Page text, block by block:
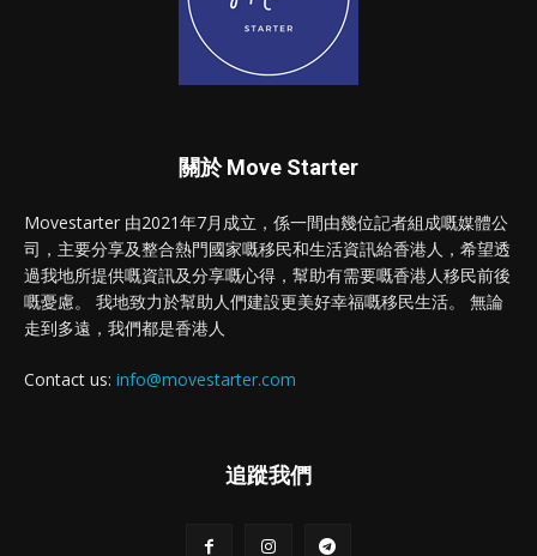
關於 Move Starter
Movestarter 由2021年7月成立，係一間由幾位記者組成嘅媒體公
司，主要分享及整合熱門國家嘅移民和生活資訊給香港人，希望透
過我地所提供嘅資訊及分享嘅心得，幫助有需要嘅香港人移民前後
嘅憂慮。 我地致力於幫助人們建設更美好幸福嘅移民生活。 無論
走到多遠，我們都是香港人
Contact us: info@movestarter.com
追蹤我們